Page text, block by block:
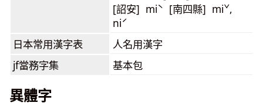
[詔安] miˋ [南四縣] miˇ,
niˊ
日本常用漢字表 人名用漢字
jf當務字集 基本包
異體字